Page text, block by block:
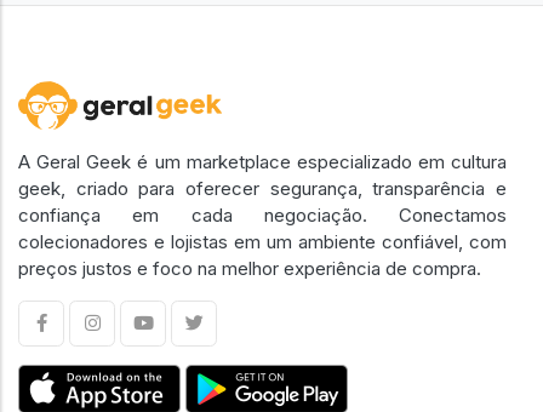
A Geral Geek é um marketplace especializado em cultura
geek, criado para oferecer segurança, transparência e
confiança em cada negociação. Conectamos
colecionadores e lojistas em um ambiente confiável, com
preços justos e foco na melhor experiência de compra.